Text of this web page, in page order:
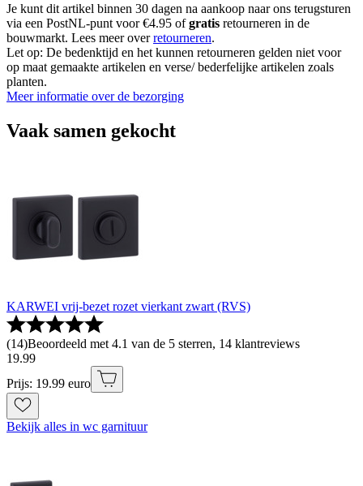
Je kunt dit artikel binnen 30 dagen na aankoop naar ons terugsturen
via een PostNL-punt voor €4.95 ofgratis retourneren in de
bouwmarkt. Lees meer overretourneren.
Let op: De bedenktijd en het kunnen retourneren gelden niet voor
op maat gemaakte artikelen en verse/ bederfelijke artikelen zoals
planten.
Meer informatie over de bezorging
Vaak samen gekocht
KARWEI vrij-bezet rozet vierkant zwart (RVS)
(14)Beoordeeld met 4.1 van de 5 sterren, 14 klantreviews
19.99
Prijs: 19.99 euro
Bekijk alles in wc garnituur